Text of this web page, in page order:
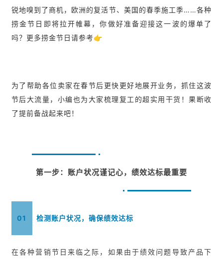
锐地嗅到了商机，欧洲的复活节、美国的春季施工季……各种
捞金节日即将拉开帷幕，你做好准备迎接这一波的爆单了
吗？更多捞金节日请参考👉
为了帮助各位卖家在春节后更快更好地展开业务，抓住这波
节后大流量，小编也为大家梳理复工的超实用干货！果断收
了提前备战起来吧！
第一步：账户状况谨记心，绩效达标最重要
01 检测账户状况，确保绩效达标
在各种营销节日来临之际，如果由于绩效问题导致产品下